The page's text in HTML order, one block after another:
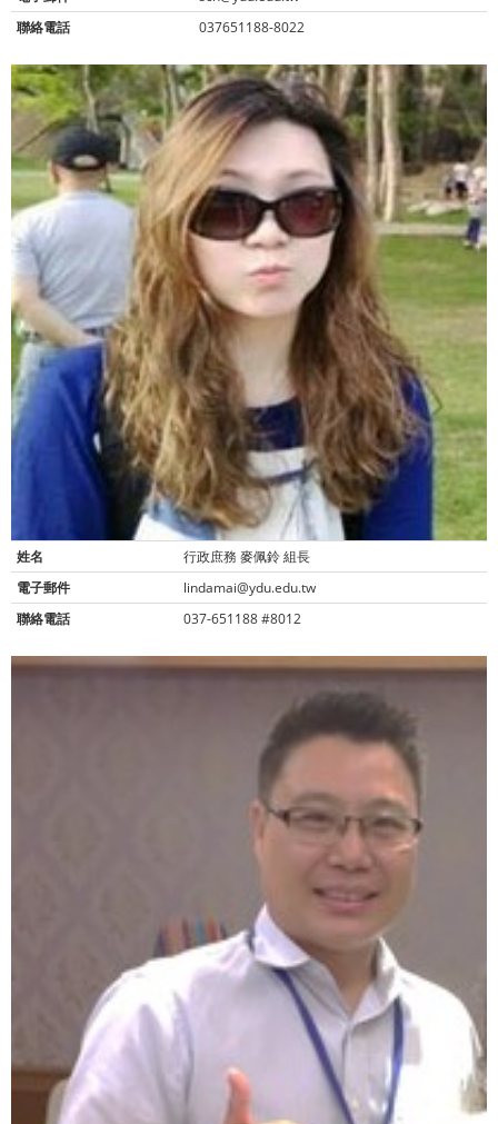
聯絡電話
037651188-8022
姓名
行政庶務 麥佩鈴 組長
電子郵件
lindamai@ydu.edu.tw
聯絡電話
037-651188 #8012